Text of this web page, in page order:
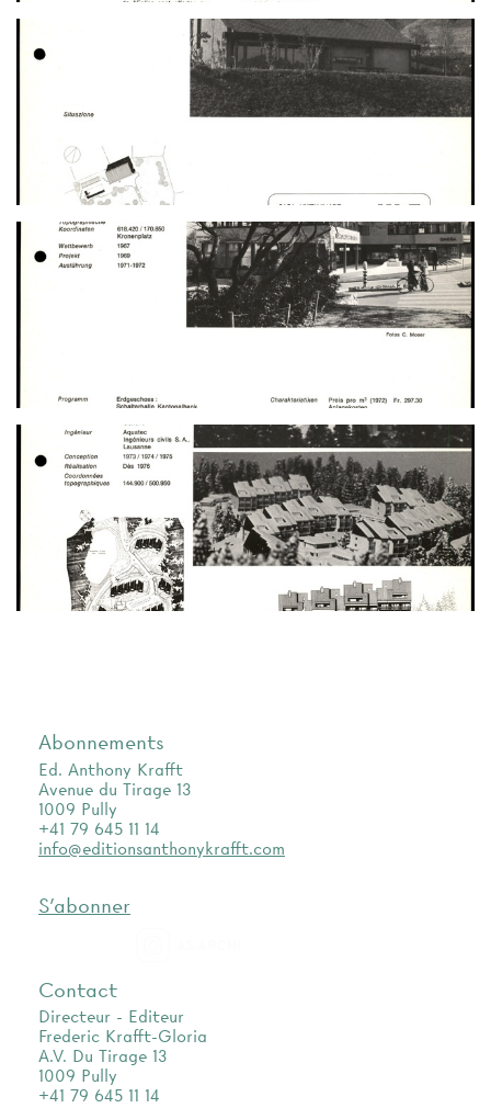
Abonnements
Ed. Anthony Krafft
Avenue du Tirage 13
1009 Pully
+41 79 645 11 14
info@editionsanthonykrafft.com
S'abonner
Contact
Directeur - Editeur
Frederic Krafft-Gloria
A.V. Du Tirage 13
1009 Pully
+41 79 645 11 14